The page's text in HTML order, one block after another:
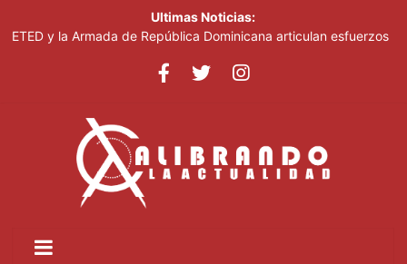
Ultimas Noticias:
ETED y la Armada de República Dominicana articulan esfuerzos
y fortalecimiento de capacidades
Ricardo de los Santos asegura el PRM saldrá fortalecido del
proceso interno para escoger nuevas autoridades
SNS fortalece atención materno-infantil y neonatal con nuevas
estrategias y avances en la Red Pública de Salud